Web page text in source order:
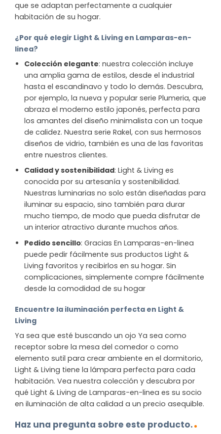
que se adaptan perfectamente a cualquier
habitación de su hogar.
¿Por qué elegir Light & Living en Lamparas-en-
linea?
Colección elegante: nuestra colección incluye
una amplia gama de estilos, desde el industrial
hasta el escandinavo y todo lo demás. Descubra,
por ejemplo, la nueva y popular serie Plumeria, que
abraza el moderno estilo japonés, perfecta para
los amantes del diseño minimalista con un toque
de calidez. Nuestra serie Rakel, con sus hermosos
diseños de vidrio, también es una de las favoritas
entre nuestros clientes.
Calidad y sostenibilidad: Light & Living es
conocida por su artesanía y sostenibilidad.
Nuestras luminarias no solo están diseñadas para
iluminar su espacio, sino también para durar
mucho tiempo, de modo que pueda disfrutar de
un interior atractivo durante muchos años.
Pedido sencillo: Gracias En Lamparas-en-linea
puede pedir fácilmente sus productos Light &
Living favoritos y recibirlos en su hogar. Sin
complicaciones, simplemente compre fácilmente
desde la comodidad de su hogar
Encuentre la iluminación perfecta en Light &
Living
Ya sea que esté buscando un ojo Ya sea como
receptor sobre la mesa del comedor o como
elemento sutil para crear ambiente en el dormitorio,
Light & Living tiene la lámpara perfecta para cada
habitación. Vea nuestra colección y descubra por
qué Light & Living de Lamparas-en-linea es su socio
en iluminación de alta calidad a un precio asequible.
Haz una pregunta sobre este producto.